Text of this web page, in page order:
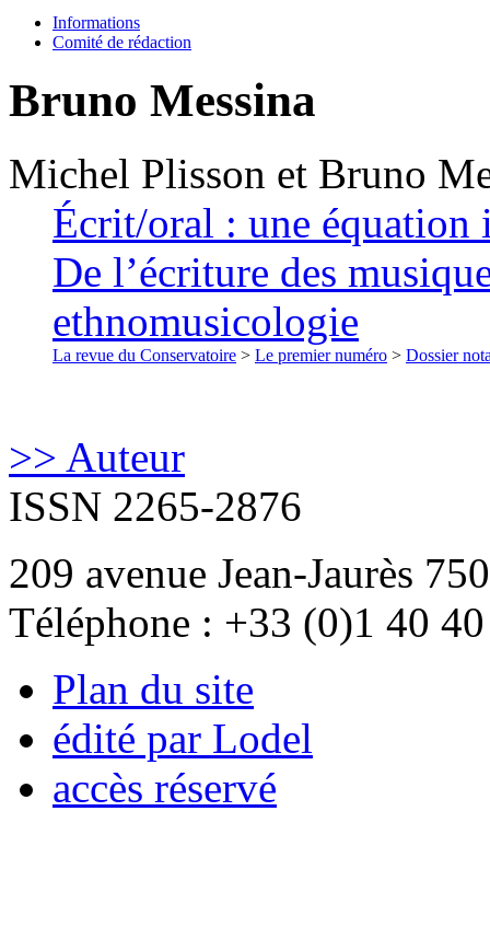
Informations
Comité de rédaction
Bruno Messina
Michel Plisson et Bruno
Écrit/oral : une équation
De l’écriture des
ethnomusicologie
La revue du Conservatoire > Le premier numéro > Dossier
>> Auteur
ISSN 2265-2876
209 avenue Jean-Jaurès
Téléphone : +33 (0)1 40
Plan du site
édité par Lodel
accès réservé